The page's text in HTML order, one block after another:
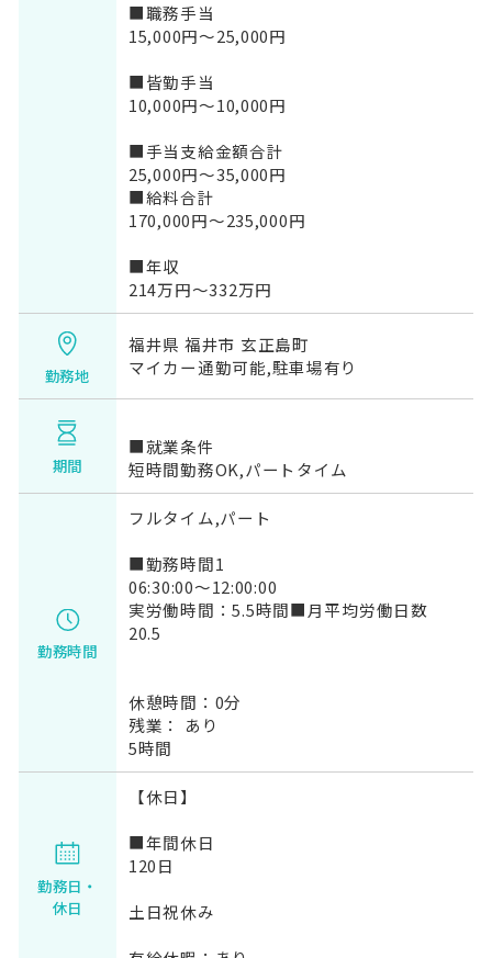
■職務手当
15,000円～25,000円
■皆勤手当
10,000円～10,000円
■手当支給金額合計
25,000円～35,000円
■給料合計
170,000円～235,000円
■年収
214万円～332万円
勤務地
福井県 福井市 玄正島町
マイカー通勤可能,駐車場有り
期間
■就業条件
短時間勤務OK,パートタイム
勤務時間
フルタイム,パート
■勤務時間1
06:30:00～12:00:00
実労働時間：5.5時間■月平均労働日数
20.5
休憩時間：0分
残業： あり
5時間
勤務日・
休日
【休日】
■年間休日
120日
土日祝休み